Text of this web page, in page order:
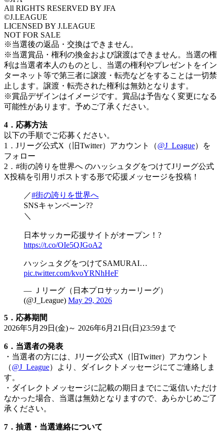
All RIGHTS RESERVED BY JFA
©J.LEAGUE
LICENSED BY J.LEAGUE
NOT FOR SALE
※当選後の返品・交換はできません。
※当選賞品・権利の換金および譲渡はできません。当選の権
利は当選者本人のものとし、当選の権利やプレゼントをイン
ターネット等で第三者に譲渡・転売などをすることは一切禁
止します。譲渡・転売された権利は無効となります。
※賞品デザインはイメージです。賞品は予告なく変更になる
可能性があります。予めご了承ください。
4．応募方法
以下の手順でご応募ください。
1．Jリーグ公式X（旧Twitter）アカウント（@J_League）を
フォロー
2．#街の誇りを世界へ のハッシュタグをつけてJリーグ公式
X投稿を引用リポストする形で応援メッセージを投稿！
／#街の誇りを世界へ
SNSキャンペーン??
＼
日本サッカー応援サイトがオープン！?
https://t.co/OIe5QJGoA2
ハッシュタグをつけてSAMURAI…
pic.twitter.com/kvoYRNhHeF
— Ｊリーグ（日本プロサッカーリーグ）
(@J_League) May 29, 2026
5．応募期間
2026年5月29日(金)～ 2026年6月21日(日)23:59まで
6．当選者の発表
・当選者の方には、Jリーグ公式X（旧Twitter）アカウント
（@J_League）より、ダイレクトメッセージにてご連絡しま
す。
・ダイレクトメッセージに記載の期日までにご返信いただけ
なかった場合、当選は無効となりますので、あらかじめご了
承ください。
7．抽選・当選連絡について